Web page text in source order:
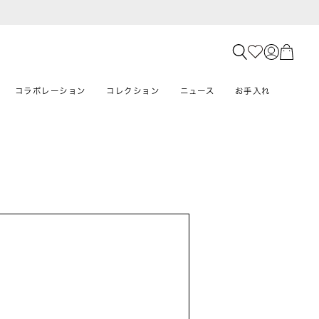
コラボレーション コレクション ニュース お手入れ